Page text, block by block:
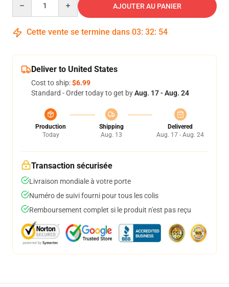
AJOUTER AU PANIER
Cette vente se termine dans 03: 32: 53
Deliver to United States
Cost to ship:$6.99
Standard - Order today to get byAug. 17 - Aug. 24
Production
Today
Shipping
Aug. 13
Delivered
Aug. 17 - Aug. 24
Transaction sécurisée
Livraison mondiale à votre porte
Numéro de suivi fourni pour tous les colis
Remboursement complet si le produit n'est pas reçu